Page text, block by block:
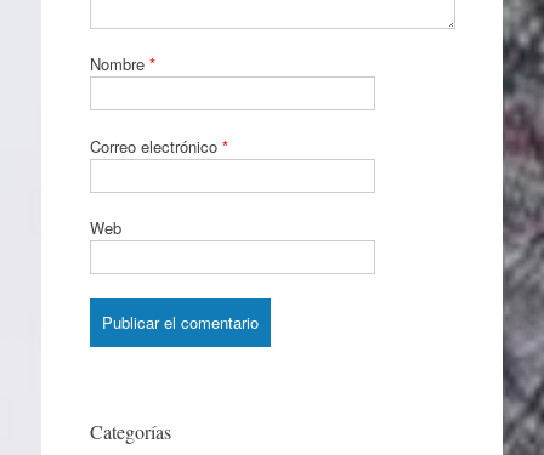
Nombre *
Correo electrónico *
Web
Categorías